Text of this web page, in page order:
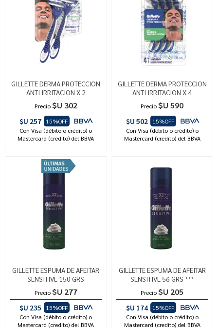
GILLETTE DERMA PROTECCION
ANTI IRRITACION X 2
Precio $U 302
$U 257
15%OFF
Con Visa (débito o crédito) o
Mastercard (credito) del BBVA
GILLETTE DERMA PROTECCION
ANTI IRRITACION X 4
Precio $U 590
$U 502
15%OFF
Con Visa (débito o crédito) o
Mastercard (credito) del BBVA
GILLETTE ESPUMA DE AFEITAR
SENSITIVE 150 GRS
Precio $U 277
$U 235
15%OFF
Con Visa (débito o crédito) o
Mastercard (credito) del BBVA
GILLETTE ESPUMA DE AFEITAR
SENSITIVE 56 GRS ***
Precio $U 205
$U 174
15%OFF
Con Visa (débito o crédito) o
Mastercard (credito) del BBVA